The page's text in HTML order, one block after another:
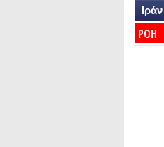
Ιράν
ΡΟΗ